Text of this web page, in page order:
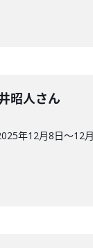
昭人さん
年12月8日〜12